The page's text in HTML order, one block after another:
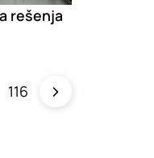
rešenja
116